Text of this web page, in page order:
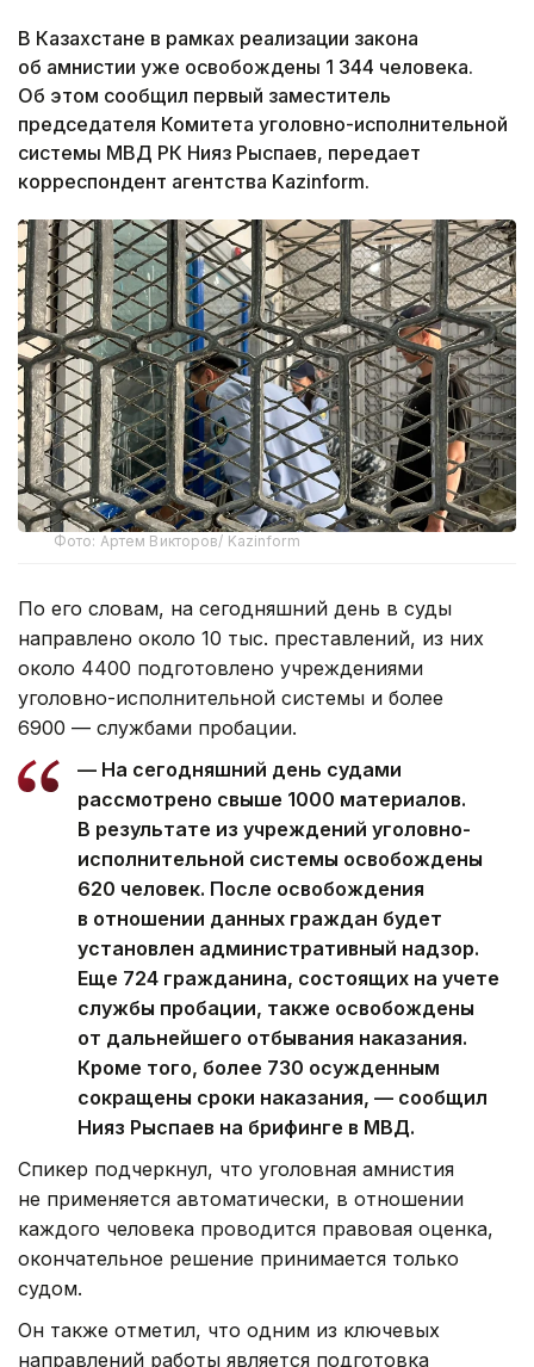
В Казахстане в рамках реализации закона
об амнистии уже освобождены 1 344 человека.
Об этом сообщил первый заместитель
председателя Комитета уголовно-исполнительной
системы МВД РК Нияз Рыспаев, передает
корреспондент агентства Kazinform.
Фото: Артем Викторов/ Kazinform
По его словам, на сегодняшний день в суды
направлено около 10 тыс. преставлений, из них
около 4400 подготовлено учреждениями
уголовно-исполнительной системы и более
6900 — службами пробации.
— На сегодняшний день судами
рассмотрено свыше 1000 материалов.
В результате из учреждений уголовно-
исполнительной системы освобождены
620 человек. После освобождения
в отношении данных граждан будет
установлен административный надзор.
Еще 724 гражданина, состоящих на учете
службы пробации, также освобождены
от дальнейшего отбывания наказания.
Кроме того, более 730 осужденным
сокращены сроки наказания, — сообщил
Нияз Рыспаев на брифинге в МВД.
Спикер подчеркнул, что уголовная амнистия
не применяется автоматически, в отношении
каждого человека проводится правовая оценка,
окончательное решение принимается только
судом.
Он также отметил, что одним из ключевых
направлений работы является подготовка